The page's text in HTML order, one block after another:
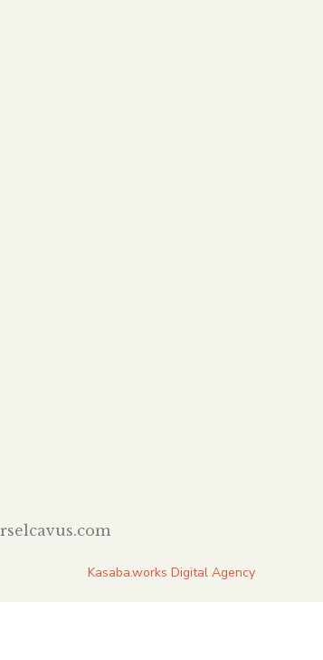
Kasaba.works Digital Agency